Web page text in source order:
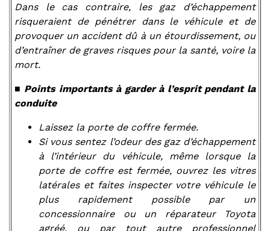
Dans le cas contraire, les gaz d’échappement
risqueraient de pénétrer dans le véhicule et de
provoquer un accident dû à un étourdissement, ou
d’entraîner de graves risques pour la santé, voire la
mort.
■ Points importants à garder à l’esprit pendant la
conduite
Laissez la porte de coffre fermée.
Si vous sentez l’odeur des gaz d’échappement
à l’intérieur du véhicule, même lorsque la
porte de coffre est fermée, ouvrez les vitres
latérales et faites inspecter votre véhicule le
plus rapidement possible par un
concessionnaire ou un réparateur Toyota
agréé, ou par tout autre professionnel